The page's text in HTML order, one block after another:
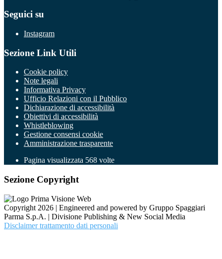
Seguici su
Instagram
Sezione Link Utili
Cookie policy
Note legali
Informativa Privacy
Ufficio Relazioni con il Pubblico
Dichiarazione di accessibilità
Obiettivi di accessibilità
Whistleblowing
Gestione consensi cookie
Amministrazione trasparente
Pagina visualizzata 568 volte
Sezione Copyright
Copyright 2026 | Engineered and powered by Gruppo Spaggiari
Parma S.p.A. | Divisione Publishing & New Social Media
Disclaimer trattamento dati personali